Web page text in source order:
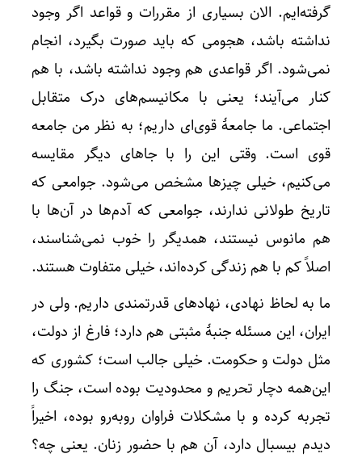
گرفته‌ایم. الان بسیاری از مقررات و قواعد اگر وجود
نداشته باشد، هجومی که باید صورت بگیرد، انجام
نمی‌شود. اگر قواعدی هم وجود نداشته باشد، با هم
کنار می‌آیند؛ یعنی با مکانیسم‌های درک متقابل
اجتماعی. ما جامعهٔ قوی‌ای داریم؛ به نظر من جامعه
قوی است. وقتی این را با جاهای دیگر مقایسه
می‌کنیم، خیلی چیزها مشخص می‌شود. جوامعی که
تاریخ طولانی ندارند، جوامعی که آدم‌ها در آن‌ها با
هم مانوس نیستند، همدیگر را خوب نمی‌شناسند،
اصلاً کم با هم زندگی کرده‌اند، خیلی متفاوت هستند.
ما به لحاظ نهادی، نهادهای قدرتمندی داریم. ولی در
ایران، این مسئله جنبهٔ مثبتی هم دارد؛ فارغ از دولت،
مثل دولت و حکومت. خیلی جالب است؛ کشوری که
این‌همه دچار تحریم و محدودیت بوده است، جنگ را
تجربه کرده و با مشکلات فراوان روبه‌رو بوده، اخیراً
دیدم بیسبال دارد، آن هم با حضور زنان. یعنی چه؟